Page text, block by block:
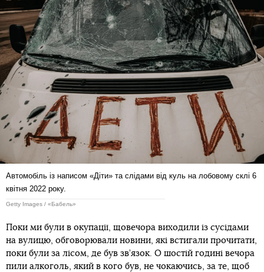
Автомобіль із написом «Діти» та слідами від куль на лобовому склі 6
квітня 2022 року.
Getty Images / «Бабель»
Поки ми були в окупації, щовечора виходили із сусідами
на вулицю, обговорювали новини, які встигали прочитати,
поки були за лісом, де був зв’язок. О шостій годині вечора
пили алкоголь, який в кого був, не чокаючись, за те, щоб